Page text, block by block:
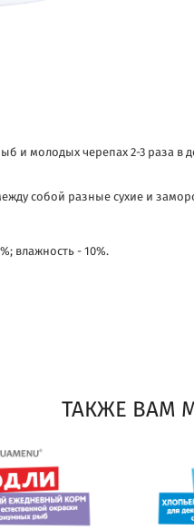
и молодых черепах 2-3 раза в
собой разные сухие и
влажность - 10%.
ТАКЖЕ ВАМ